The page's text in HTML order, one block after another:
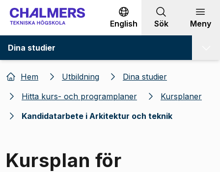
Gå till innehållet
English Sök Meny
Dina studier
Hem Utbildning
Dina studier
Hitta kurs- och programplaner
Kursplaner
Kandidatarbete i Arkitektur och teknik
Kursplan för